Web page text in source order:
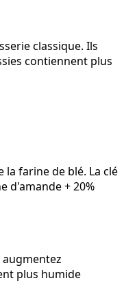
classique. Ils
contiennent plus
farine de blé. La clé
d'amande + 20%
plus humide